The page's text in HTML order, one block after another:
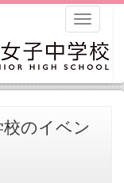
Toggle
のイベン